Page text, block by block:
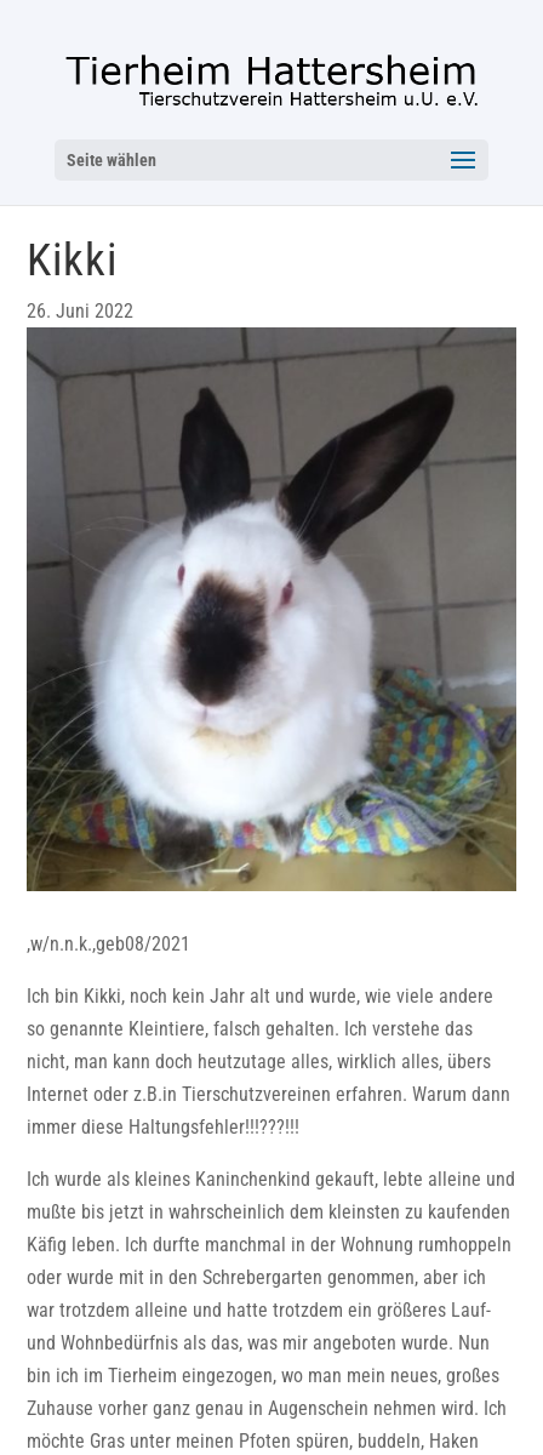
Seite wählen
Kikki
26. Juni 2022
,w/n.n.k.,geb08/2021
Ich bin Kikki, noch kein Jahr alt und wurde, wie viele andere
so genannte Kleintiere, falsch gehalten. Ich verstehe das
nicht, man kann doch heutzutage alles, wirklich alles, übers
Internet oder z.B.in Tierschutzvereinen erfahren. Warum dann
immer diese Haltungsfehler!!!???!!!
Ich wurde als kleines Kaninchenkind gekauft, lebte alleine und
mußte bis jetzt in wahrscheinlich dem kleinsten zu kaufenden
Käfig leben. Ich durfte manchmal in der Wohnung rumhoppeln
oder wurde mit in den Schrebergarten genommen, aber ich
war trotzdem alleine und hatte trotzdem ein größeres Lauf-
und Wohnbedürfnis als das, was mir angeboten wurde. Nun
bin ich im Tierheim eingezogen, wo man mein neues, großes
Zuhause vorher ganz genau in Augenschein nehmen wird. Ich
möchte Gras unter meinen Pfoten spüren, buddeln, Haken